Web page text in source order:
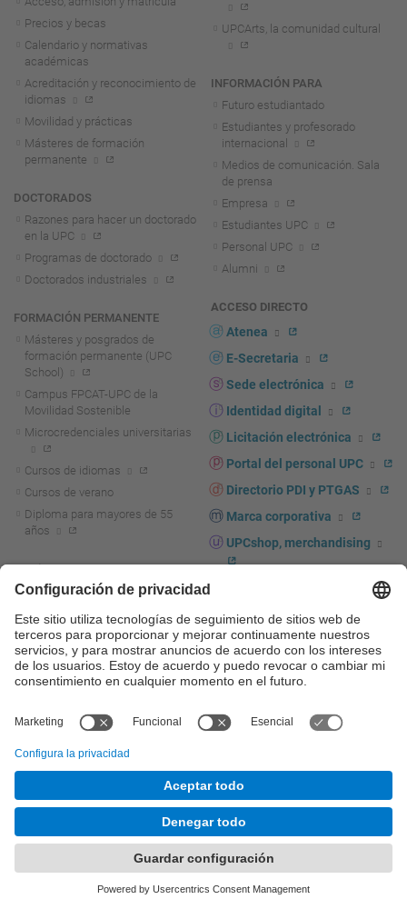
Precios y becas
Calendario y normativas
académicas
Acreditación y reconocimiento de
idiomas
Movilidad y prácticas
Másteres de formación
permanente
DOCTORADOS
Razones para hacer un doctorado
en la UPC
Programas de doctorado
Doctorados industriales
FORMACIÓN PERMANENTE
Másteres y posgrados de
formación permanente (UPC
School)
Campus FPCAT-UPC de la
Movilidad Sostenible
Microcredenciales universitarias
Cursos de idiomas
Cursos de verano
Diploma para mayores de 55
años
I+D+i
Actualidad I+D+I
La investigación en la UPC
Fomento y apoyo a la
investigación
La transferencia, el
emprendimiento y la innovación
Fomento y apoyo a la
y la innovación
Servicios Científico-técnicos
UPCArts, la comunidad cultural
INFORMACIÓN PARA
Futuro estudiantado
Estudiantes y profesorado
internacional
Medios de comunicación. Sala
de prensa
Empresa
Estudiantes UPC
Personal UPC
Alumni
ACCESO DIRECTO
Atenea
E-Secretaria
Sede electrónica
Identidad digital
Licitación electrónica
Portal del personal UPC
Directorio PDI y PTGAS
Marca corporativa
UPCshop, merchandising
Universitat Politècnica de Catalunya - BarcelonaTech
Mapa del web Accesibilidad
Aviso legal